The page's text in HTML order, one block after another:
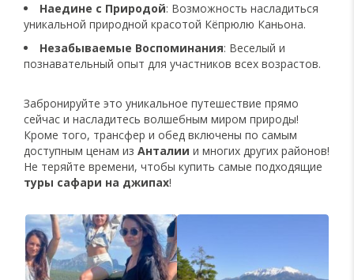
Наедине с Природой: Возможность насладиться
уникальной природной красотой Кёпрюлю Каньона.
Незабываемые Воспоминания: Веселый и
познавательный опыт для участников всех возрастов.
Забронируйте это уникальное путешествие прямо
сейчас и насладитесь волшебным миром природы!
Кроме того, трансфер и обед включены по самым
доступным ценам из Анталии и многих других районов!
Не теряйте времени, чтобы купить самые подходящие
туры сафари на джипах!